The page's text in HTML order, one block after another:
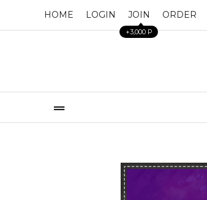
HOME LOGIN JOIN
+3,000 P
ORDER